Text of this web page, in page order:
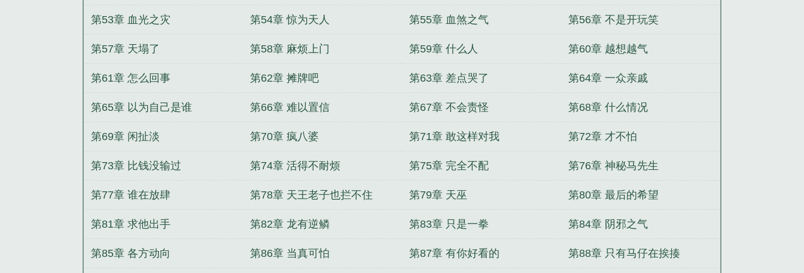
第53章 血光之灾 第54章 惊为天人 第55章 血煞之气 第56章 不是开玩笑
第57章 天塌了 第58章 麻烦上门 第59章 什么人 第60章 越想越气
第61章 怎么回事 第62章 摊牌吧 第63章 差点哭了 第64章 一众亲戚
第65章 以为自己是谁 第66章 难以置信 第67章 不会责怪 第68章 什么情况
第69章 闲扯淡 第70章 疯八婆 第71章 敢这样对我 第72章 才不怕
第73章 比钱没输过 第74章 活得不耐烦 第75章 完全不配 第76章 神秘马先生
第77章 谁在放肆 第78章 天王老子也拦不住 第79章 天巫 第80章 最后的希望
第81章 求他出手 第82章 龙有逆鳞 第83章 只是一拳 第84章 阴邪之气
第85章 各方动向 第86章 当真可怕 第87章 有你好看的 第88章 只有马仔在挨揍